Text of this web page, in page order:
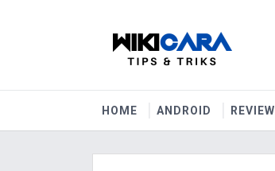
HOME ANDROID REVIEW